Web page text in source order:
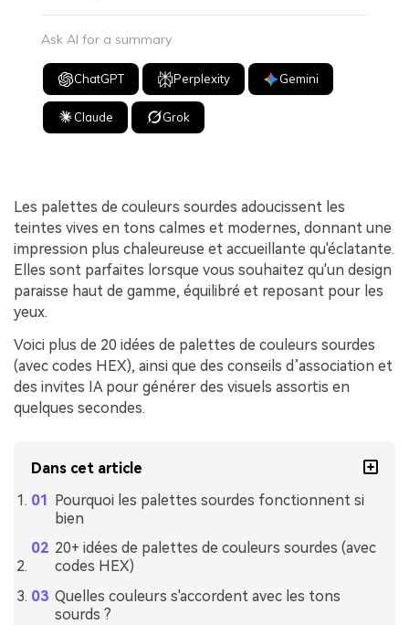
Ask AI for a summary
ChatGPT Perplexity Gemini
Claude Grok
Les palettes de couleurs sourdes adoucissent les
teintes vives en tons calmes et modernes, donnant une
impression plus chaleureuse et accueillante qu'éclatante.
Elles sont parfaites lorsque vous souhaitez qu'un design
paraisse haut de gamme, équilibré et reposant pour les
yeux.
Voici plus de 20 idées de palettes de couleurs sourdes
(avec codes HEX), ainsi que des conseils d’association et
des invites IA pour générer des visuels assortis en
quelques secondes.
Dans cet article
Pourquoi les palettes sourdes fonctionnent si
bien
20+ idées de palettes de couleurs sourdes (avec
codes HEX)
Quelles couleurs s'accordent avec les tons
sourds ?